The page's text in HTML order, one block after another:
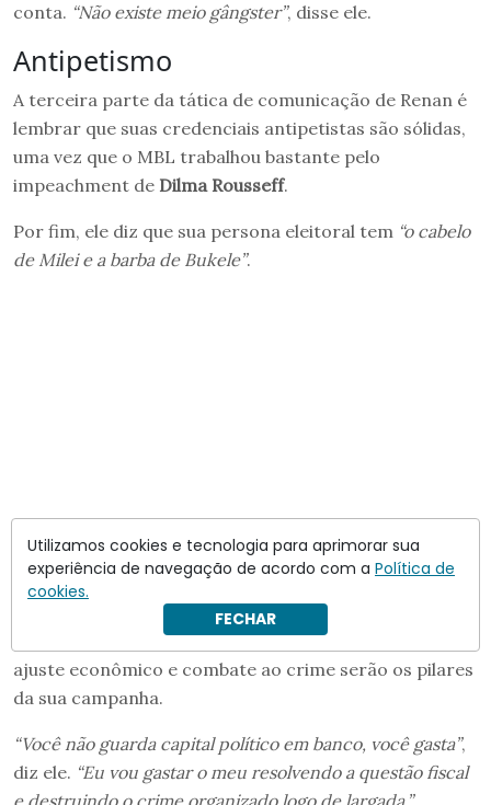
conta. “Não existe meio gângster”, disse ele.
Antipetismo
A terceira parte da tática de comunicação de Renan é
lembrar que suas credenciais antipetistas são sólidas,
uma vez que o MBL trabalhou bastante pelo
impeachment de Dilma Rousseff.
Por fim, ele diz que sua persona eleitoral tem “o cabelo
de Milei e a barba de Bukele”.
Além de elogiar o estilo confrontacional dos dois
presidentes latino-americanos, ele indica com isso que
ajuste econômico e combate ao crime serão os pilares
da sua campanha.
“Você não guarda capital político em banco, você gasta”,
diz ele. “Eu vou gastar o meu resolvendo a questão fiscal
Utilizamos cookies e tecnologia para aprimorar sua
experiência de navegação de acordo com a Política de
cookies.
FECHAR